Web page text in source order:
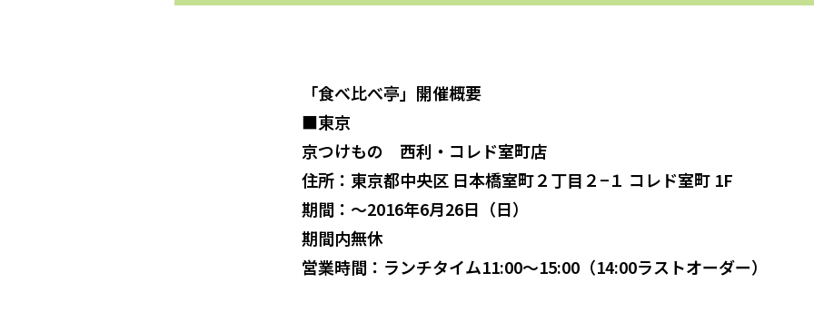
「食べ比べ亭」開催概要
■東京
京つけもの 西利・コレド室町店
住所：東京都中央区 日本橋室町２丁目２−１ コレド室町 1F
期間：～2016年6月26日（日）
期間内無休
営業時間：ランチタイム11:00～15:00（14:00ラストオーダー）